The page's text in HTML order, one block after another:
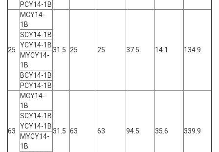
PCY14-1B
25
MCY14-
1B
31.5 25 25 37.5 14.1 134.9
SCY14-1B
YCY14-1B
MYCY14-
1B
BCY14-1B
PCY14-1B
63
MCY14-
1B
31.5 63 63 94.5 35.6 339.9
SCY14-1B
YCY14-1B
MYCY14-
1B